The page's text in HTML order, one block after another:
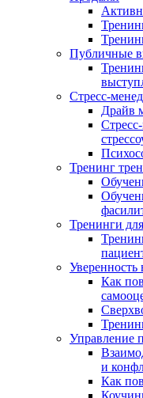
Публичные
Стресс-
Драйв
Тренинг
Тренинги
Уверенность
Как
Управление
и
Как